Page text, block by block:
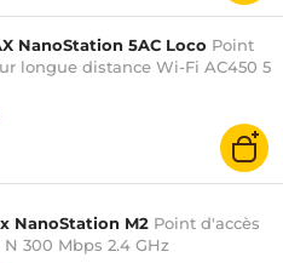
NanoStation 5AC Loco Point
longue distance Wi-Fi AC450 5
NanoStation M2 Point d'accès
300 Mbps 2.4 GHz